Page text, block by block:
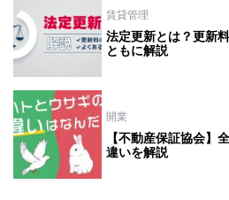
賃貸管理
法定更新とは？更新
ともに解説
開業
【不動産保証協会】
違いを解説